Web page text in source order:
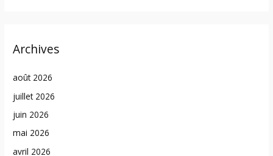
Archives
août 2026
juillet 2026
juin 2026
mai 2026
avril 2026